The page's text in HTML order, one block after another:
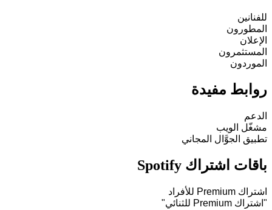
للفنانين
المطورون
الإعلان
المستثمرون
الموردون
روابط مفيدة
الدعم
مشغّل الويب
تطبيق الجوَّال المجاني
باقات اشتراك Spotify
اشتراك Premium للأفراد
"اشتراك Premium للثنائي"